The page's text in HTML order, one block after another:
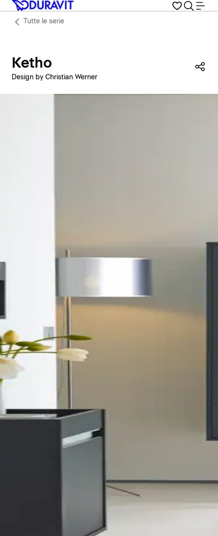
Tutte le serie
Ketho
Design by Christian Werner